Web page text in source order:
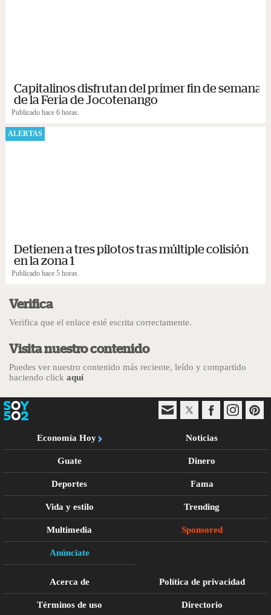
Capitalinos disfrutan del primer fin de semana
de la Feria de Jocotenango
Publicado hace 6 horas.
ALERTAS
Detienen a tres pilotos tras múltiple colisión
en la zona 1
Publicado hace 5 horas.
Verifica
Verifica que el enlace esté escrita correctamente.
Visita nuestro contenido
Puedes ver nuestro contenido más reciente, leído y compartido
haciendo click aquí
Economía Hoy Noticias
Guate Dinero
Deportes Fama
Vida y estilo Trending
Multimedia Sponsored
Anúnciate
Acerca de Política de privacidad
Términos de uso Directorio